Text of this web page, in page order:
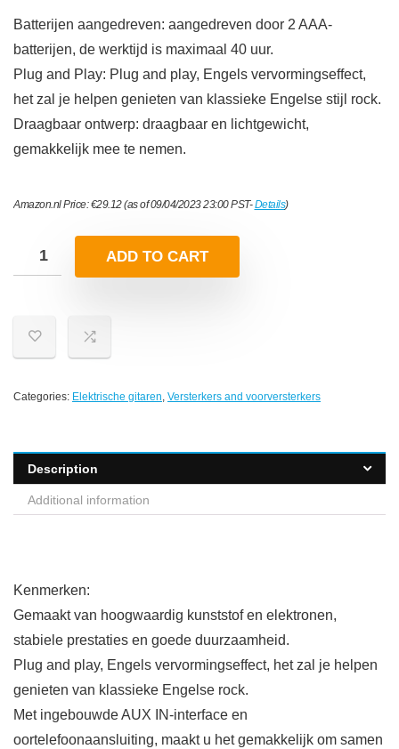
Batterijen aangedreven: aangedreven door 2 AAA-
batterijen, de werktijd is maximaal 40 uur.
Plug and Play: Plug and play, Engels vervormingseffect,
het zal je helpen genieten van klassieke Engelse stijl rock.
Draagbaar ontwerp: draagbaar en lichtgewicht,
gemakkelijk mee te nemen.
Amazon.nl Price:€29.12(as of 09/04/2023 23:00 PST-Details)
ADD TO CART
Categories: Elektrische gitaren, Versterkers and voorversterkers
Description
Additional information
Kenmerken:
Gemaakt van hoogwaardig kunststof en elektronen,
stabiele prestaties en goede duurzaamheid.
Plug and play, Engels vervormingseffect, het zal je helpen
genieten van klassieke Engelse rock.
Met ingebouwde AUX IN-interface en
oortelefoonaansluiting, maakt u het gemakkelijk om samen